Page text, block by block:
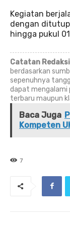
Kegiatan
dengan
hingga pukul
Catatan
berdasarkan
sepenuhnya
dapat mengalami
terbaru maupun
Baca Juga
Kompeten
7